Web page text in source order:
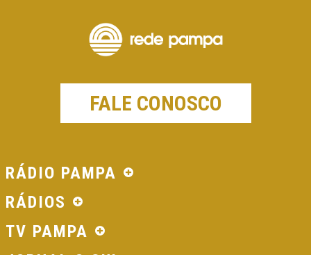
FALE CONOSCO
RÁDIO PAMPA
RÁDIOS
TV PAMPA